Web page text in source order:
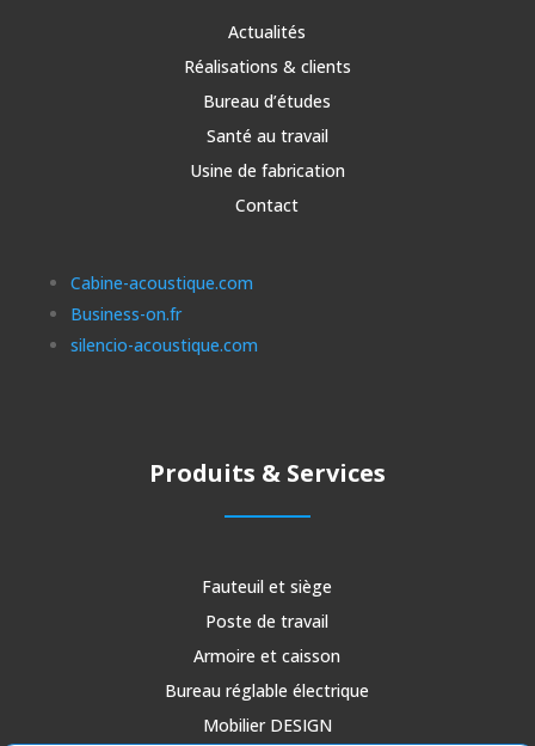
Actualités
Réalisations & clients
Bureau d’études
Santé au travail
Usine de fabrication
Contact
Cabine-acoustique.com
Business-on.fr
silencio-acoustique.com
Produits & Services
Fauteuil et siège
Poste de travail
Armoire et caisson
Bureau réglable électrique
Mobilier DESIGN